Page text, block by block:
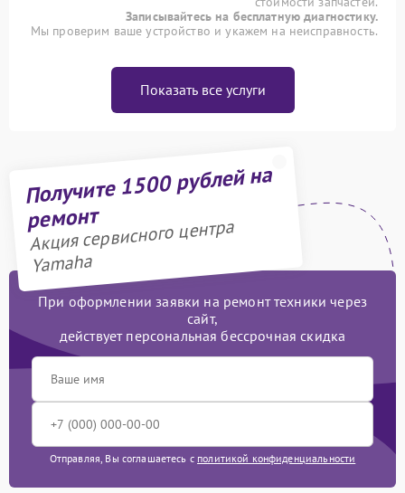
Записывайтесь на бесплатную диагностику.
Мы проверим ваше устройство и укажем на неисправность.
Показать все услуги
Получите 1500 рублей на
ремонт
Акция сервисного центра
Yamaha
При оформлении заявки на ремонт техники через
сайт,
действует персональная бессрочная скидка
Отправляя, Вы соглашаетесь с политикой конфиденциальности